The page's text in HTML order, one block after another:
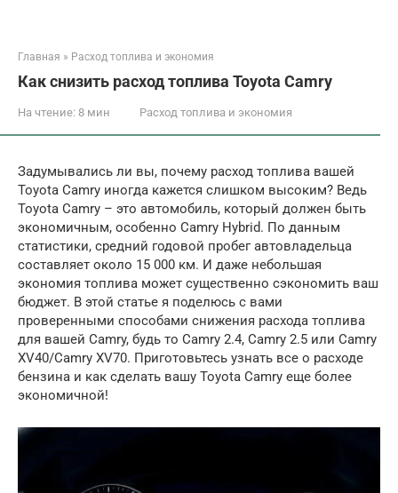
Главная » Расход топлива и экономия
Как снизить расход топлива Toyota Camry
На чтение: 8 мин Расход топлива и экономия
Задумывались ли вы, почему расход топлива вашей
Toyota Camry иногда кажется слишком высоким? Ведь
Toyota Camry – это автомобиль, который должен быть
экономичным, особенно Camry Hybrid. По данным
статистики, средний годовой пробег автовладельца
составляет около 15 000 км. И даже небольшая
экономия топлива может существенно сэкономить ваш
бюджет. В этой статье я поделюсь с вами
проверенными способами снижения расхода топлива
для вашей Camry, будь то Camry 2.4, Camry 2.5 или Camry
XV40/Camry XV70. Приготовьтесь узнать все о расходе
бензина и как сделать вашу Toyota Camry еще более
экономичной!